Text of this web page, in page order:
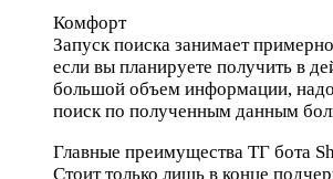
Комфорт
Запуск поиска занимает
если вы планируете получить в
большой объем информации, надо
поиск по полученным данным
Главные преимущества ТГ бота
Стоит только лишь в конце